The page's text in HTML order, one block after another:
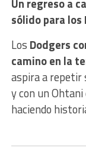
Un regreso a
sólido para los
Los Dodgers
camino en la
aspira a repetir
y con un
haciendo